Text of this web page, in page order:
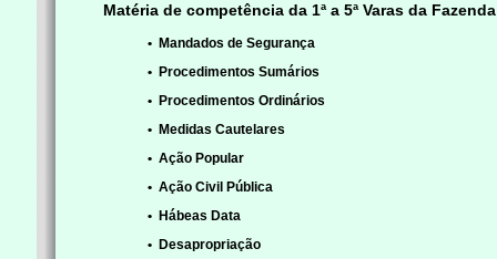
Matéria de competência da 1ª a 5ª Varas da
• Mandados de Segurança
• Procedimentos Sumários
• Procedimentos Ordinários
• Medidas Cautelares
• Ação Popular
• Ação Civil Pública
• Hábeas Data
• Desapropriação